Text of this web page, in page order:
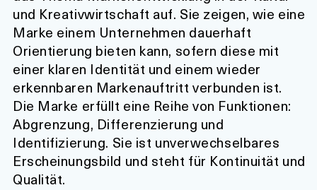
und Kreativwirtschaft auf. Sie zeigen, wie eine
Marke einem Unternehmen dauerhaft
Orientierung bieten kann, sofern diese mit
einer klaren Identität und einem wieder
erkennbaren Markenauftritt verbunden ist.
Die Marke erfüllt eine Reihe von Funktionen:
Abgrenzung, Differenzierung und
Identifizierung. Sie ist unverwechselbares
Erscheinungsbild und steht für Kontinuität und
Qualität.